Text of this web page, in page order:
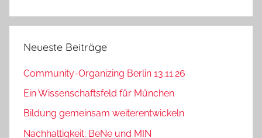
Neueste Beiträge
Community-Organizing Berlin 13.11.26
Ein Wissenschaftsfeld für München
Bildung gemeinsam weiterentwickeln
Nachhaltigkeit: BeNe und MIN